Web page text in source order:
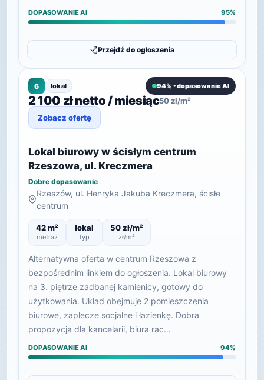
DOPASOWANIE AI 95%
Przejdź do ogłoszenia
6 lokal 94% • dopasowanie AI
2 100 zł netto / miesiąc50 zł/m²
Zobacz ofertę
Lokal biurowy w ścisłym centrum
Rzeszowa, ul. Kreczmera
Dobre dopasowanie
Rzeszów, ul. Henryka Jakuba Kreczmera, ścisłe
centrum
42 m²
metraż
lokal
typ
50 zł/m²
zł/m²
Alternatywna oferta w centrum Rzeszowa z
bezpośrednim linkiem do ogłoszenia. Lokal biurowy
na 3. piętrze zadbanej kamienicy, gotowy do
użytkowania. Układ obejmuje 2 pomieszczenia
biurowe, zaplecze socjalne i łazienkę. Dobra
propozycja dla kancelarii, biura rac…
DOPASOWANIE AI 94%